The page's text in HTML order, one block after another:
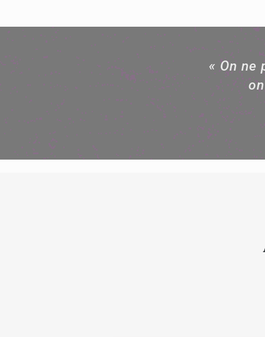
« On ne